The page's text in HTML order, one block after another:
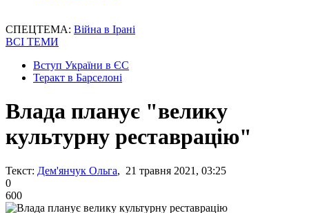
СПЕЦТЕМА: Війна в Ірані
ВСІ ТЕМИ
Вступ України в ЄС
Теракт в Барселоні
Влада планує "велику
культурну реставрацію"
Текст: Дем'янчук Ольга, 21 травня 2021, 03:25
0
600